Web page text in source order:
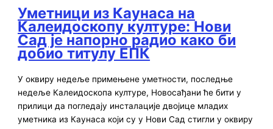
Уметници из Каунаса на
Калеидоскопу културе: Нови
Сад је напорно радио како би
добио титулу ЕПК
У оквиру недеље примењене уметности, последње
недеље Калеидоскопа културе, Новосађани ће бити у
прилици да погледају инсталације двојице младих
уметника из Каунаса који су у Нови Сад стигли у оквиру